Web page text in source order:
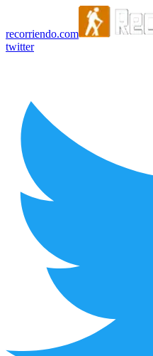
recorriendo.com
twitter